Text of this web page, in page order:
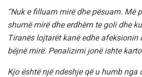
“Nuk e filluam mirë dhe pësuam. Më
shumë mirë dhe erdhëm te goli dhe
Tiranës lojtarët kanë edhe afeksionin
bëjnë mirë. Penalizimi jonë ishte
Kjo është një ndeshje që u humb nga